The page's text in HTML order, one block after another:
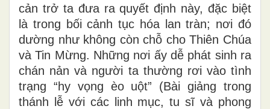
cản trở ta đưa ra quyết định này, đặc biệt
là trong bối cảnh tục hóa lan tràn; nơi đó
dường như không còn chỗ cho Thiên Chúa
và Tin Mừng. Những nơi ấy dễ phát sinh ra
chán nản và người ta thường rơi vào tình
trạng “hy vọng èo uột” (Bài giảng trong
thánh lễ với các linh mục, tu sĩ và phong